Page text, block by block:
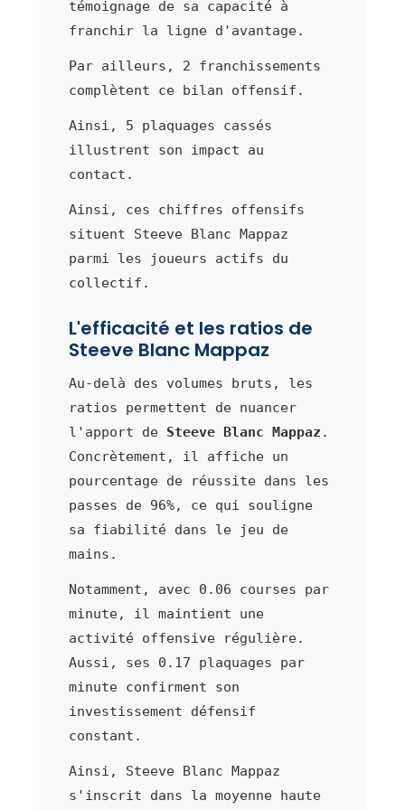
témoignage de sa capacité à
franchir la ligne d'avantage.
Par ailleurs, 2 franchissements
complètent ce bilan offensif.
Ainsi, 5 plaquages cassés
illustrent son impact au
contact.
Ainsi, ces chiffres offensifs
situent Steeve Blanc Mappaz
parmi les joueurs actifs du
collectif.
L'efficacité et les ratios de
Steeve Blanc Mappaz
Au-delà des volumes bruts, les
ratios permettent de nuancer
l'apport de Steeve Blanc Mappaz .
Concrètement, il affiche un
pourcentage de réussite dans les
passes de 96%, ce qui souligne
sa fiabilité dans le jeu de
mains.
Notamment, avec 0.06 courses par
minute, il maintient une
activité offensive régulière.
Aussi, ses 0.17 plaquages par
minute confirment son
investissement défensif
constant.
Ainsi, Steeve Blanc Mappaz
s'inscrit dans la moyenne haute